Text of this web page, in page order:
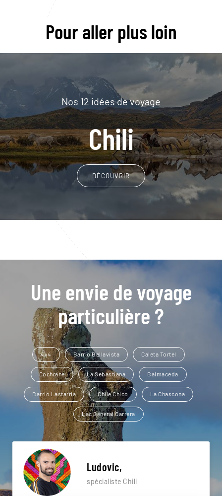
Pour aller plus loin
Nos 12 idées de voyage
Chili
DÉCOUVRIR
Une envie de voyage
particulière ?
4x4 Barrio Bellavista Caleta Tortel
Cochrane La Sebastiana Balmaceda
Barrio Lastarria Chile Chico La Chascona
Lac General Carrera
Ludovic,
spécialiste Chili